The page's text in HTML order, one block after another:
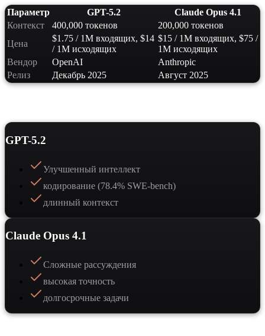
Параметр GPT-5.2
Claude Opus 4.1
Контекст
400,000 токенов
200,000 токенов
Цена
$1.75 / 1M входящих, $14
/ 1M исходящих
$15 / 1M входящих, $75 /
1M исходящих
Вендор
OpenAI
Anthropic
Релиз
Декабрь 2025 Август 2025
GPT-5.2
Улучшенный интеллект
кодирование (78.4% SWE-bench)
длинный контекст
Claude Opus 4.1
Сложные рассуждения
высокая точность
долгосрочные задачи